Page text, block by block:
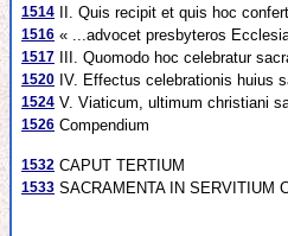
1514 II. Quis recipit et quis hoc
1516 « ...advocet presbyteros
1517 III. Quomodo hoc celebratur
1520 IV. Effectus celebrationis huius
1524 V. Viaticum, ultimum christiani
1526 Compendium
1532 CAPUT TERTIUM
1533 SACRAMENTA IN SERVITIUM